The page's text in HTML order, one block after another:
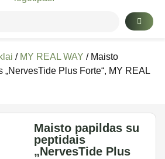
/ MY REAL WAY / Maisto
Plus Forte“, MY REAL
Maisto papildas su
peptidais
„NervesTide Plus